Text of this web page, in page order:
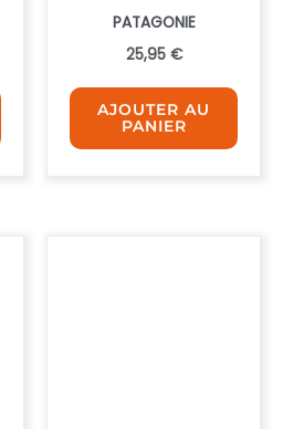
PATAGONIE
25,95 €
AJOUTER AU
PANIER